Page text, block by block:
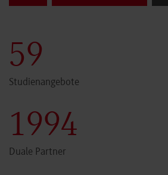
60
Studienangebote
2000
Duale Partner